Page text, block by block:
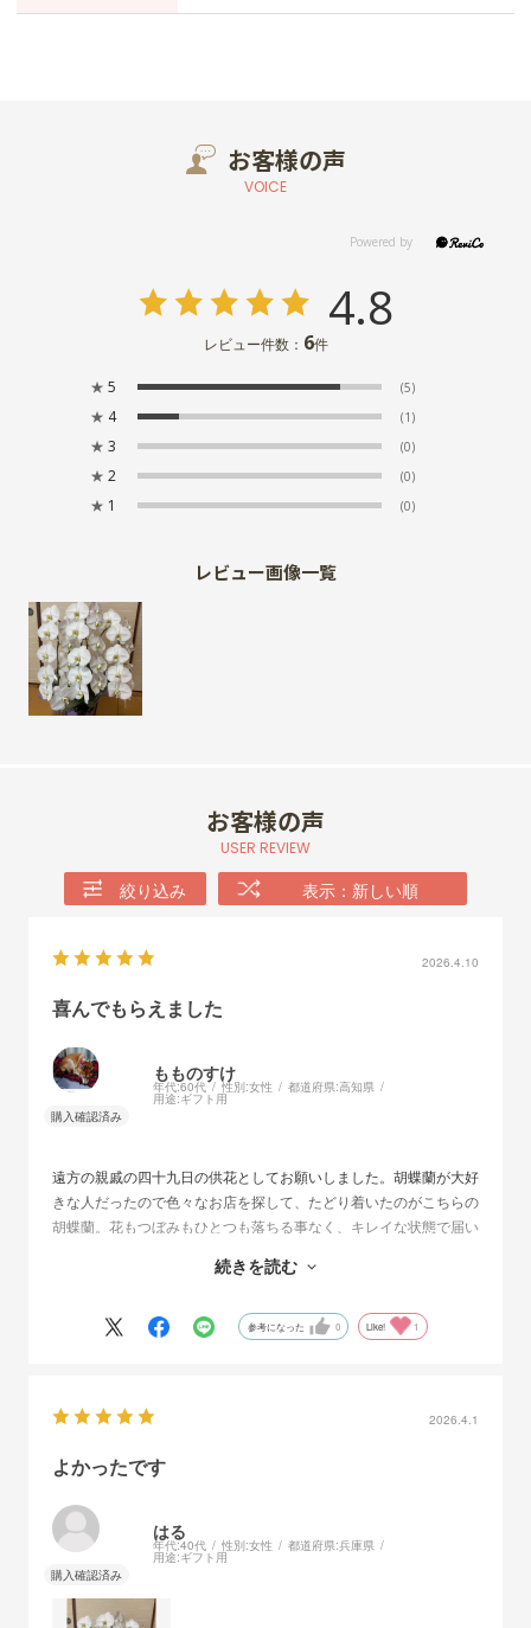
お客様の声
VOICE
4.8
レビュー件数： 6件
★ 5 (5)
★ 4 (1)
★ 3 (0)
★ 2 (0)
★ 1 (0)
レビュー画像一覧
お客様の声
USER REVIEW
絞り込み 表示：新しい順
2026.4.10
喜んでもらえました
もものすけ
年代:60代 性別:女性 都道府県:高知県
用途:ギフト用
遠方の親戚の四十九日の供花としてお願いしました。胡蝶蘭が大好
きな人だったので色々なお店を探して、たどり着いたのがこちらの
胡蝶蘭。花もつぼみもひとつも落ちる事なく、キレイな状態で届い
うと思います。発送前には写真も送って頂き、ありがたかったで
続きを読む
参考になった 0 Like! 1
2026.4.1
よかったです
はる
年代:40代 性別:女性 都道府県:兵庫県
用途:ギフト用